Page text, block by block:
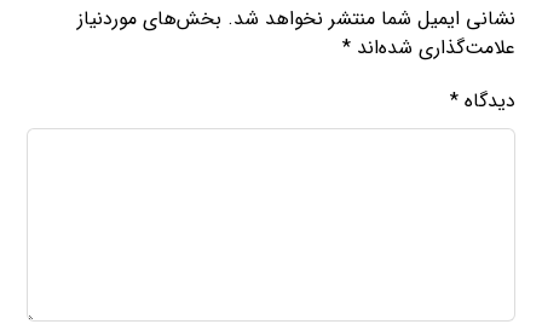
نشانی ایمیل شما منتشر نخواهد شد. بخش‌های موردنیاز
علامت‌گذاری شده‌اند*
دیدگاه*